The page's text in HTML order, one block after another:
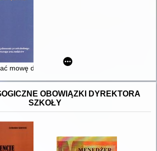
mowę dziecka : poradnik dla nauczycieli
OBOWIĄZKI DYREKTORA
SZKOŁY